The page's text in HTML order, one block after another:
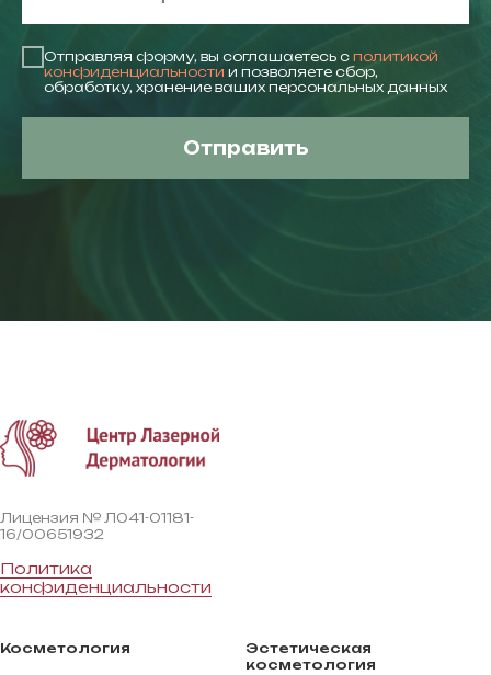
Отправляя форму, вы соглашаетесь c политикой
конфиденциальности и позволяете сбор,
обработку, хранение ваших персональных данных
Отправить
Лицензия № Л041-01181-
16/00651932
Политика
конфиденциальности
Косметология
Эстетическая
косметология